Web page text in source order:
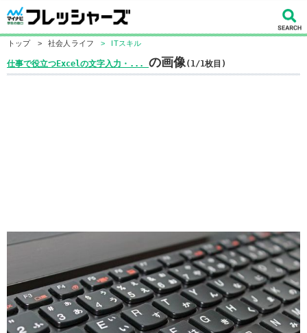
トップ > 社会人ライフ > ITスキル
仕事で役立つExcelの文字入力・... の画像(1/1枚目)